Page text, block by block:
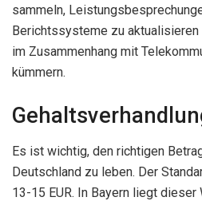
sammeln,
Berichtssysteme zu
im Zusammenhang mit
kümmern.
Es ist wichtig, den richtigen
Deutschland zu leben. Der
13-15 EUR. In Bayern liegt dieser